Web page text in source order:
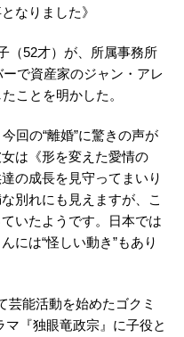
なりました》
（52才）が、所属事務所
で資産家のジャン・アレ
ことを明かした。
回の“離婚”に驚きの声が
は《形を変えた愛情の
の成長を見守ってまいり
別れにも見えますが、こ
いたようです。日本では
には“怪しい動き”もあり
能活動を始めたゴクミ
『独眼竜政宗』に子役と